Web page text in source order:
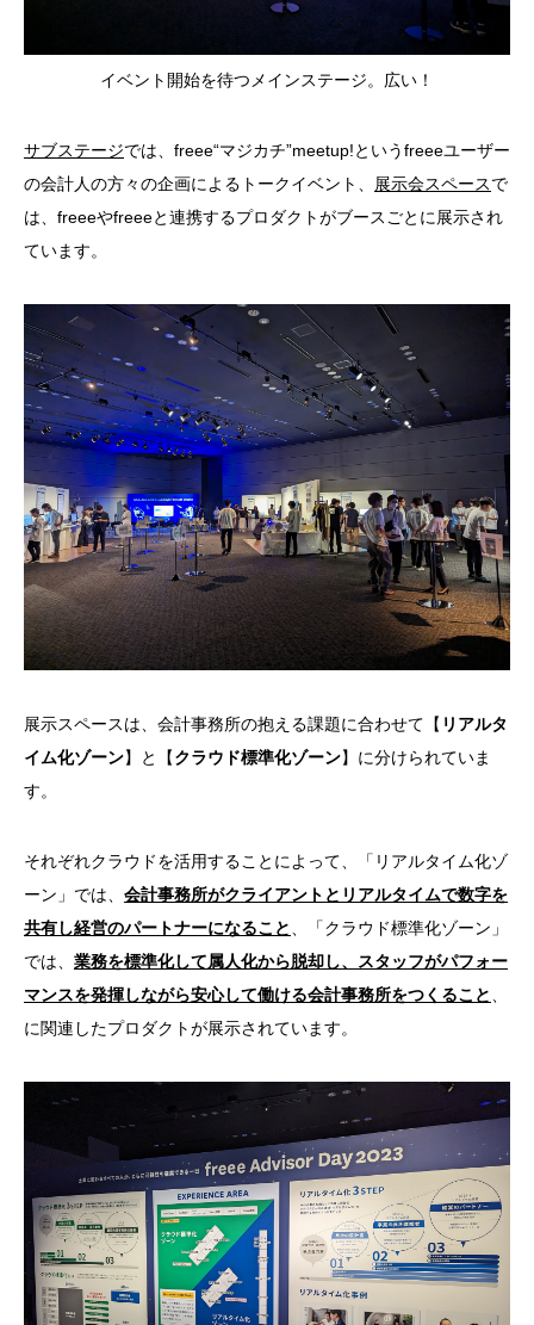
イベント開始を待つメインステージ。広い！
サブステージでは、freee“マジカチ”meetup!というfreeeユーザー
の会計人の方々の企画によるトークイベント、 展示会スペースで
は、freeeやfreeeと連携するプロダクトがブースごとに展示され
ています。
展示スペースは、会計事務所の抱える課題に合わせて【 リアルタ
イム化ゾーン】と【クラウド標準化ゾーン】に分けられていま
す。
それぞれクラウドを活用することによって、「リアルタイム化ゾ
ーン」では、 会計事務所がクライアントとリアルタイムで数字を
共有し経営のパートナーになること
、「クラウド標準化ゾーン」
では、 業務を標準化して属人化から脱却し、スタッフがパフォー
マンスを発揮しながら安心して働ける会計事務所をつくること
に関連したプロダクトが展示されています。